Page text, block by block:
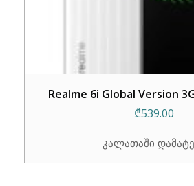
Realme 6i Global Version
₾539.00
კალათაში